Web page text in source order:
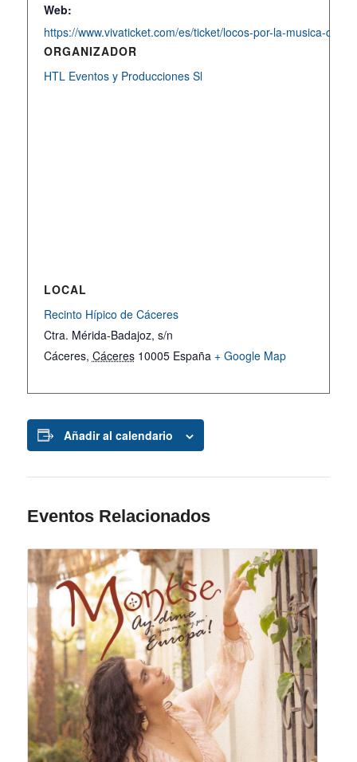
Web:
https://www.vivaticket.com/es/ticket/locos-por-la-musica-
ORGANIZADOR
HTL Eventos y Producciones Sl
LOCAL
Recinto Hípico de Cáceres
Ctra. Mérida-Badajoz, s/n
Cáceres, Cáceres 10005 España + Google Map
Añadir al calendario
Eventos Relacionados